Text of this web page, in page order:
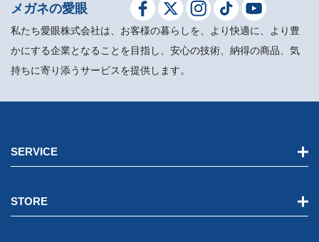
メガネの愛眼
私たち愛眼株式会社は、お客様の暮らしを、より快適に、より豊
かにする企業となることを目指し、安心の技術、納得の商品、気
持ちに寄り添うサービスを提供します。
SERVICE
STORE